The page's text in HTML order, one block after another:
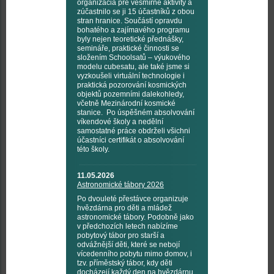
organizácia pre vesmírné aktivity a
zúčastnilo se ji 15 účastníků z obou
stran hranice. Součástí opravdu
bohatého a zajímavého programu
byly nejen teoretické přednášky,
semináře, praktické činnosti se
složením Schoolsatů – výukového
modelu cubesatu, ale také jsme si
vyzkoušeli virtuální technologie i
praktická pozorování kosmických
objektů pozemními dalekohledy,
včetně Mezinárodní kosmické
stanice. Po úspěšném absolvování
víkendové školy a nedělní
samostatné práce obdrželi všichni
účastníci certifikát o absolvování
této školy.
11.05.2026
Astronomické tábory 2026
Po dvouleté přestávce organizuje
hvězdárna pro děti a mládež
astronomické tábory. Podobně jako
v předchozích letech nabízíme
pobytový tábor pro starší a
odvážnější děti, které se nebojí
vícedenního pobytu mimo domov, i
tzv. příměstský tábor, kdy děti
docházejí každý den na hvězdárnu.